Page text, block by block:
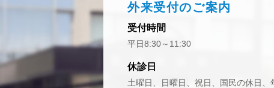
外来受付のご案内
受付時間
平日8:30～11:30
休診日
土曜日、日曜日、祝日、国民の休日、